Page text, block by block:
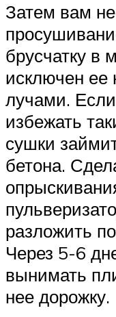
Затем вам
брусчатку в
исключен ее
лучами.
избежать
сушки
бетона.
разложить
Через 5-6
вынимать
нее дорожку.